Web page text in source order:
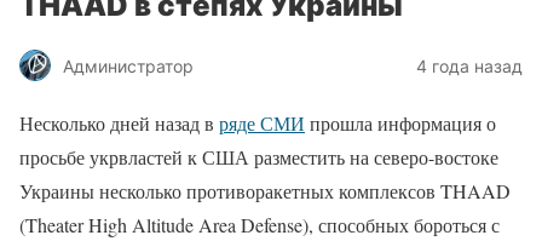
Администратор 4 года назад
Несколько дней назад в ряде СМИ прошла информация о
просьбе укрвластей к США разместить на северо-востоке
Украины несколько противоракетных комплексов THAAD
(Theater High Altitude Area Defense), способных бороться с